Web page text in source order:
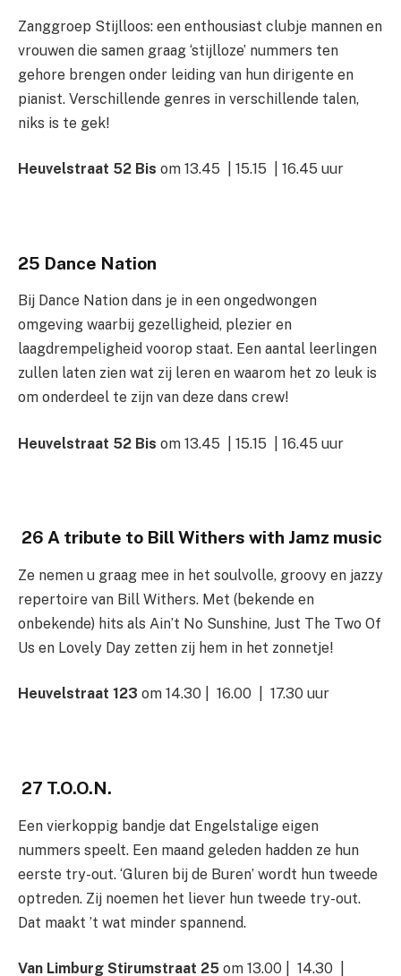
Zanggroep Stijlloos: een enthousiast clubje mannen en
vrouwen die samen graag ‘stijlloze’ nummers ten
gehore brengen onder leiding van hun dirigente en
pianist. Verschillende genres in verschillende talen,
niks is te gek!
Heuvelstraat 52 Bis om 13.45 | 15.15 | 16.45 uur
25 Dance Nation
Bij Dance Nation dans je in een ongedwongen
omgeving waarbij gezelligheid, plezier en
laagdrempeligheid voorop staat. Een aantal leerlingen
zullen laten zien wat zij leren en waarom het zo leuk is
om onderdeel te zijn van deze dans crew!
Heuvelstraat 52 Bis om 13.45 | 15.15 | 16.45 uur
26 A tribute to Bill Withers with Jamz music
Ze nemen u graag mee in het soulvolle, groovy en jazzy
repertoire van Bill Withers. Met (bekende en
onbekende) hits als Ain’t No Sunshine, Just The Two Of
Us en Lovely Day zetten zij hem in het zonnetje!
Heuvelstraat 123 om 14.30 | 16.00 | 17.30 uur
27 T.O.O.N.
Een vierkoppig bandje dat Engelstalige eigen
nummers speelt. Een maand geleden hadden ze hun
eerste try-out. ‘Gluren bij de Buren’ wordt hun tweede
optreden. Zij noemen het liever hun tweede try-out.
Dat maakt ’t wat minder spannend.
Van Limburg Stirumstraat 25 om 13.00 | 14.30 |